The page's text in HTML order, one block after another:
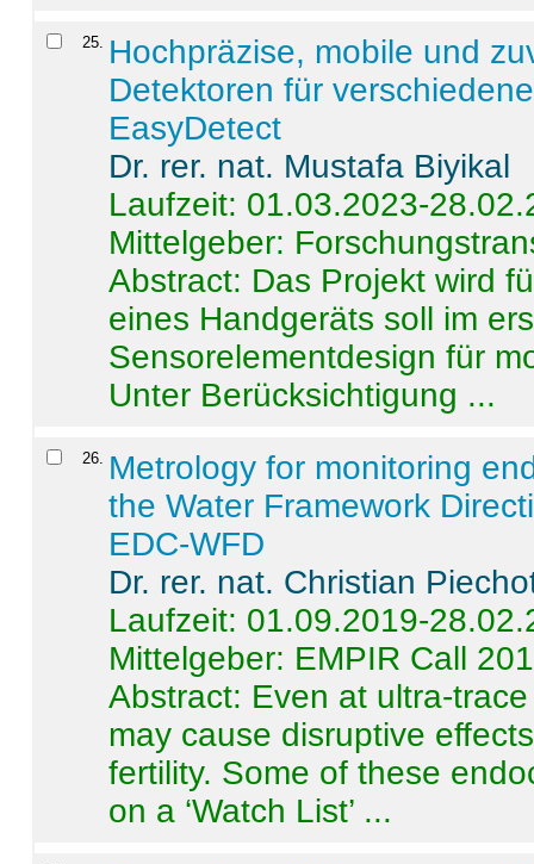
25. Hochpräzise, mobile und
Detektoren für
EasyDetect
Dr. rer. nat. Mustafa Biyikal
Laufzeit: 01.03.2023-
Mittelgeber:
Abstract: Das Projekt wird
eines Handgeräts soll im
Sensorelementdesign für
Unter Berücksichtigung ...
26. Metrology for monitoring
the Water Framework
EDC-WFD
Dr. rer. nat. Christian
Laufzeit: 01.09.2019-
Mittelgeber: EMPIR Call
Abstract: Even at ultra-
may cause disruptive
fertility. Some of these
on a ‘Watch List’ ...